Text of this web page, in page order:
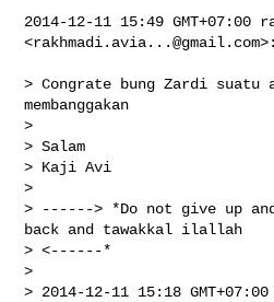
2014-12-11 15:49 GMT+07:00
<rakhmadi.avia...@gmail.com>:
> Congrate bung Zardi suatu
membanggakan
>
> Salam
> Kaji Avi
>
> ------> *Do not give up
back and tawakkal ilallah
> <------*
>
> 2014-12-11 15:18